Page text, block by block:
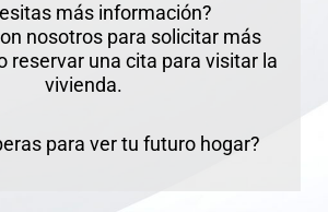
más información?
nosotros para solicitar más
reservar una cita para visitar la
vivienda.
para ver tu futuro hogar?